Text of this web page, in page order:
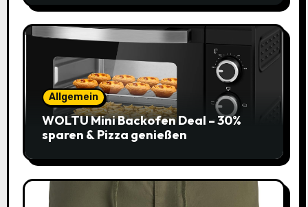
Allgemein
WOLTU Mini Backofen Deal – 30%
sparen & Pizza genießen